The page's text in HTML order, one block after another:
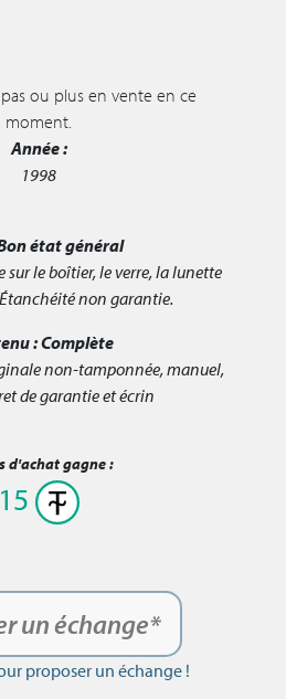
ou plus en vente en ce
moment.
Année :
1998
état général
sur le boîtier, le verre, la lunette
non garantie.
:Complète
non-tamponnée, manuel,
de garantie et écrin
d'achat gagne :
15
un échange*
proposer un échange !